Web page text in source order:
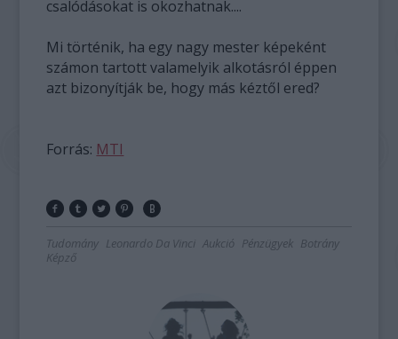
csalódásokat is okozhatnak....
Mi történik, ha egy nagy mester képeként
számon tartott valamelyik alkotásról éppen
azt bizonyítják be, hogy más kéztől ered?
Forrás: MTI
Tudomány Leonardo Da Vinci Aukció Pénzügyek Botrány
Képző